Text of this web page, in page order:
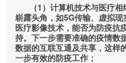
（1 ）计算机技术与医疗
崭露头角，如5G传输、虚拟现
医疗影像技术，能否为防疫抗
持。下一步需要准确的疫情数
数据的互联互通及共享，这样
一步有效的防疫工作；